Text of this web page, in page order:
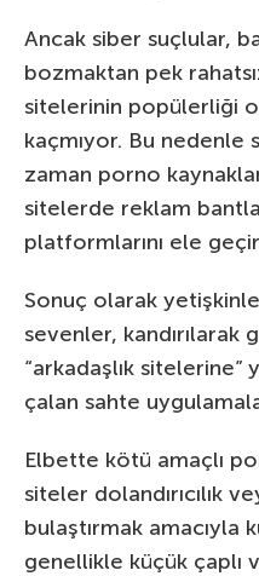
Ancak siber suçlular,
bozmaktan pek
sitelerinin popülerliği
kaçmıyor. Bu nedenle
zaman porno
sitelerde reklam
platformlarını ele
Sonuç olarak
sevenler, kandırılarak
“arkadaşlık
çalan sahte
Elbette kötü amaçlı
siteler dolandırıcılık
bulaştırmak amacıyla
genellikle küçük çaplı